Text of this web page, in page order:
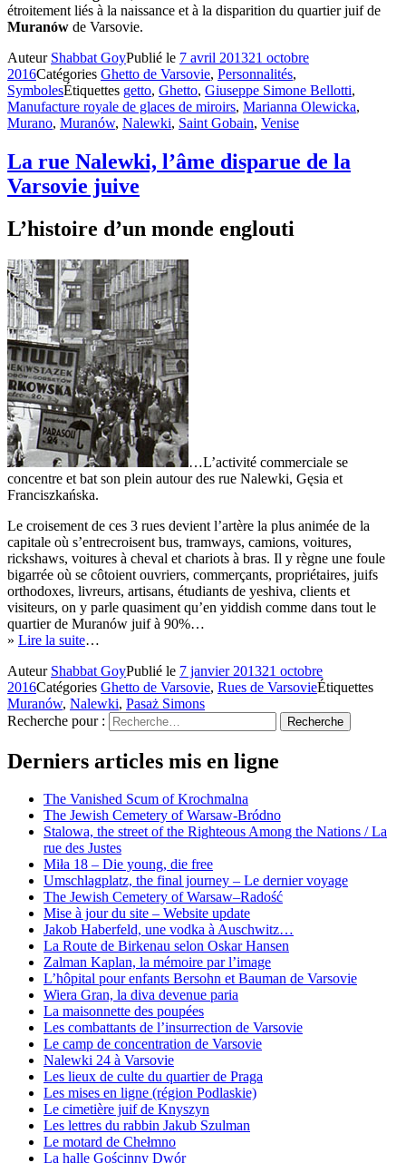
étroitement liés à la naissance et à la disparition du quartier juif de
Muranów de Varsovie.
Auteur Shabbat GoyPublié le 7 avril 201321 octobre
2016Catégories Ghetto de Varsovie, Personnalités,
SymbolesÉtiquettes getto, Ghetto, Giuseppe Simone Bellotti,
Manufacture royale de glaces de miroirs, Marianna Olewicka,
Murano, Muranów, Nalewki, Saint Gobain, Venise
La rue Nalewki, l’âme disparue de la
Varsovie juive
L’histoire d’un monde englouti
…L’activité commerciale se
concentre et bat son plein autour des rue Nalewki, Gęsia et
Franciszkańska.
Le croisement de ces 3 rues devient l’artère la plus animée de la
capitale où s’entrecroisent bus, tramways, camions, voitures,
rickshaws, voitures à cheval et chariots à bras. Il y règne une foule
bigarrée où se côtoient ouvriers, commerçants, propriétaires, juifs
orthodoxes, livreurs, artisans, étudiants de yeshiva, clients et
visiteurs, on y parle quasiment qu’en yiddish comme dans tout le
quartier de Muranów juif à 90%…
» Lire la suite…
Auteur Shabbat GoyPublié le 7 janvier 201321 octobre
2016Catégories Ghetto de Varsovie, Rues de VarsovieÉtiquettes
Muranów, Nalewki, Pasaż Simons
Recherche pour :
Recherche
Derniers articles mis en ligne
The Vanished Scum of Krochmalna
The Jewish Cemetery of Warsaw-Bródno
Stalowa, the street of the Righteous Among the Nations / La
rue des Justes
Miła 18 – Die young, die free
Umschlagplatz, the final journey – Le dernier voyage
The Jewish Cemetery of Warsaw–Radość
Mise à jour du site – Website update
Jakob Haberfeld, une vodka à Auschwitz…
La Route de Birkenau selon Oskar Hansen
Zalman Kaplan, la mémoire par l’image
L’hôpital pour enfants Bersohn et Bauman de Varsovie
Wiera Gran, la diva devenue paria
La maisonnette des poupées
Les combattants de l’insurrection de Varsovie
Le camp de concentration de Varsovie
Nalewki 24 à Varsovie
Les lieux de culte du quartier de Praga
Les mises en ligne (région Podlaskie)
Le cimetière juif de Knyszyn
Les lettres du rabbin Jakub Szulman
Le motard de Chełmno
La halle Gościnny Dwór